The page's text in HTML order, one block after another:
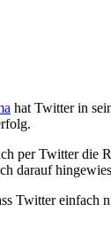
hat Twitter in
per Twitter die
darauf
Twitter